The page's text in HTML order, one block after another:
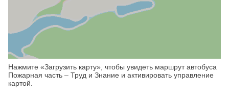
Нажмите «Загрузить карту», чтобы увидеть маршрут автобуса
Пожарная часть – Труд и Знание и активировать управление
картой.